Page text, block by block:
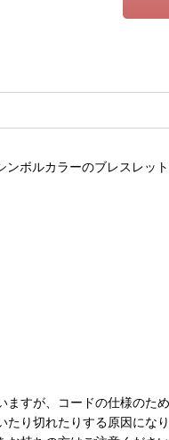
ボルカラーのブレスレット
すが、コードの仕様のため
り切れたりする原因になり